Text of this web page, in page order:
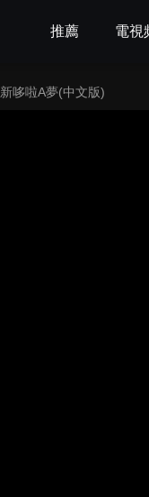
推薦 電視
新哆啦A夢(中文版)